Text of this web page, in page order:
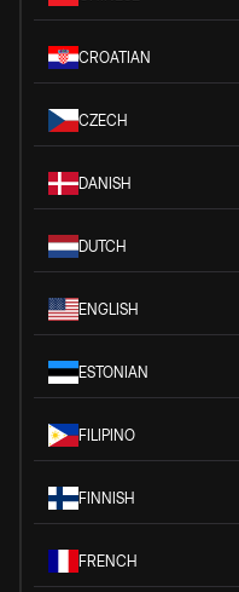
CROATIAN
CZECH
DANISH
DUTCH
ENGLISH
ESTONIAN
FILIPINO
FINNISH
FRENCH